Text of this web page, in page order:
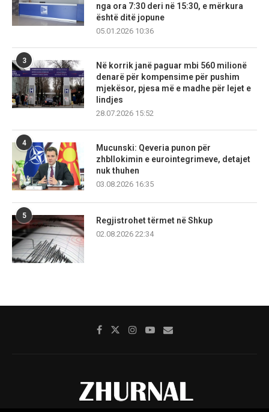
nga ora 7:30 deri në 15:30, e mërkura
është ditë jopune
05.01.2026 10:36
3
Në korrik janë paguar mbi 560 milionë
denarë për kompensime për pushim
mjekësor, pjesa më e madhe për lejet e
lindjes
28.07.2026 15:52
4
Mucunski: Qeveria punon për
zhbllokimin e eurointegrimeve, detajet
nuk thuhen
03.08.2026 16:35
5
Regjistrohet tërmet në Shkup
02.08.2026 22:34